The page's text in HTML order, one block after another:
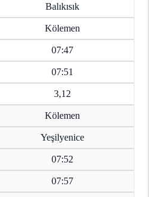
Balıkısık
Kölemen
07:47
07:51
3,12
Kölemen
Yeşilyenice
07:52
07:57